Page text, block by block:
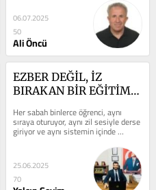
06.07.2025
50
Ali Öncü
EZBER DEĞİL, İZ
BIRAKAN BİR EĞİTİM
Her sabah binlerce öğrenci, aynı
sıraya oturuyor, aynı zil sesiyle derse
giriyor ve aynı sistemin içinde
"başarılı" olmaya çalışıyor....
25.06.2025
70